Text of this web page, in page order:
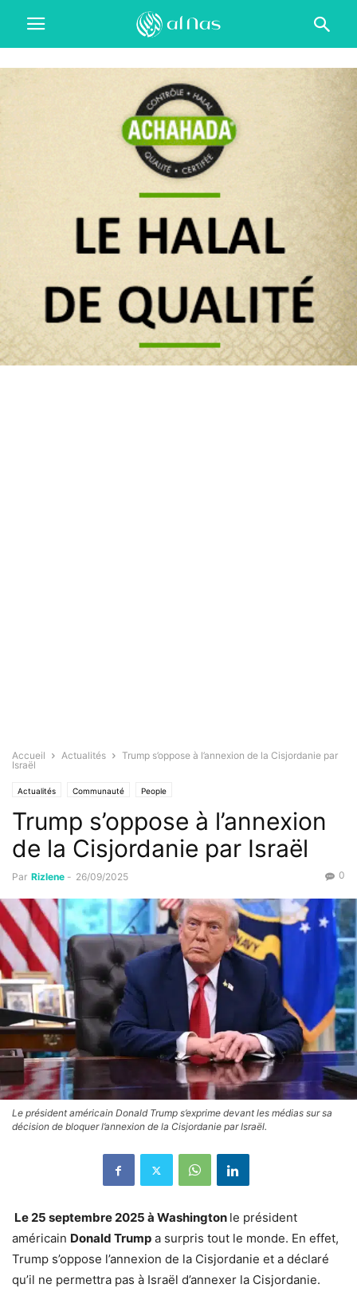
Accueil Actualités
Trump s’oppose à l’annexion de la Cisjordanie par
Israël
Actualités Communauté People
Trump s’oppose à l’annexion
de la Cisjordanie par Israël
Par Rizlene - 26/09/2025 0
Le président américain Donald Trump s’exprime devant les médias sur sa
décision de bloquer l’annexion de la Cisjordanie par Israël.
Le 25 septembre 2025 à Washington le président
américain Donald Trump a surpris tout le monde. En effet,
Trump s’oppose l’annexion de la Cisjordanie et a déclaré
qu’il ne permettra pas à Israël d’annexer la Cisjordanie.